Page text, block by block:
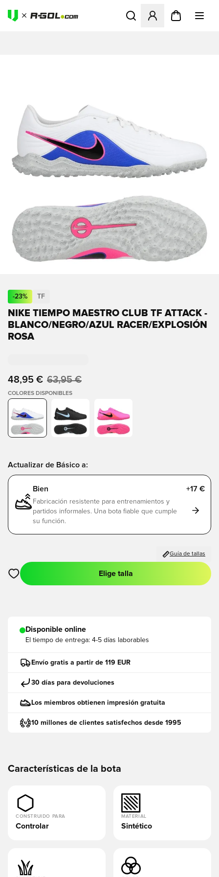
Abre un modal para iniciar
-23% TF
NIKE TIEMPO MAESTRO CLUB TF ATTACK -
BLANCO/NEGRO/AZUL RACER/EXPLOSIÓN
ROSA
48,95 € 63,95 €
COLORES DISPONIBLES
Actualizar de Básico a:
Bien +17 €
Fabricación resistente para entrenamientos y
partidos informales. Una bota fiable que cumple
su función.
Guía de tallas
Abre un modal para iniciar sesión o registrarse como miembro
Elige talla
Disponible online
El tiempo de entrega: 4-5 días laborables
Envío gratis a partir de 119 EUR
30 días para devoluciones
Los miembros obtienen impresión gratuita
10 millones de clientes satisfechos desde 1995
Características de la bota
CONSTRUIDO PARA
Controlar
MATERIAL
Sintético